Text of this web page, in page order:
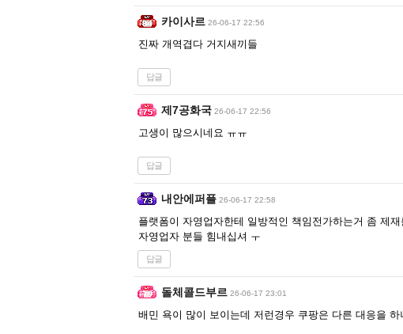
카이사르 26-06-17 22:56
진짜 개역겹다 거지새끼들
답글
제7공화국 26-06-17 22:56
고생이 많으시네요 ㅠㅠ
답글
내안에퍼플 26-06-17 22:58
플랫폼이 자영업자한테 일방적인 책임전가하는거 좀 제
자영업자 분들 힘내십셔 ㅜ
답글
돌체콜드부르 26-06-17 23:01
배민 욕이 많이 보이는데 저런경우 쿠팡은 다른 대응을 하